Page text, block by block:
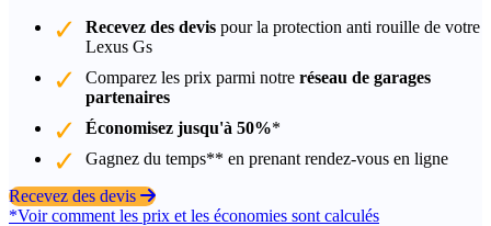
Recevez des devis pour la protection anti rouille de votre
Lexus Gs
Comparez les prix parmi notre réseau de garages
partenaires
Économisez jusqu'à 50%*
Gagnez du temps** en prenant rendez-vous en ligne
Recevez des devis
*Voir comment les prix et les économies sont calculés